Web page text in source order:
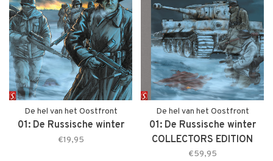
De hel van het Oostfront
01: De Russische winter
€19,95
De hel van het Oostfront
01: De Russische winter
COLLECTORS EDITION
€59,95